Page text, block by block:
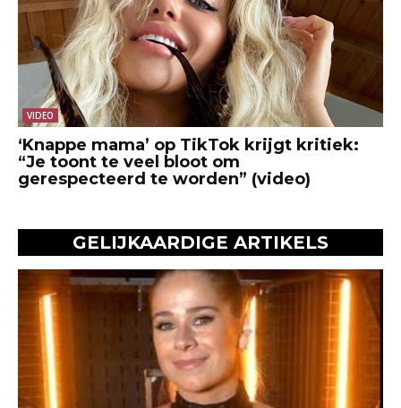
VIDEO
‘Knappe mama’ op TikTok krijgt kritiek:
“Je toont te veel bloot om
gerespecteerd te worden” (video)
GELIJKAARDIGE ARTIKELS